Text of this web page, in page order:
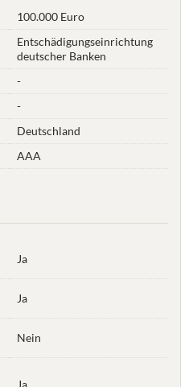
100.000 Euro
Entschädigungseinrichtung
deutscher Banken
-
-
Deutschland
AAA
Ja
Ja
Nein